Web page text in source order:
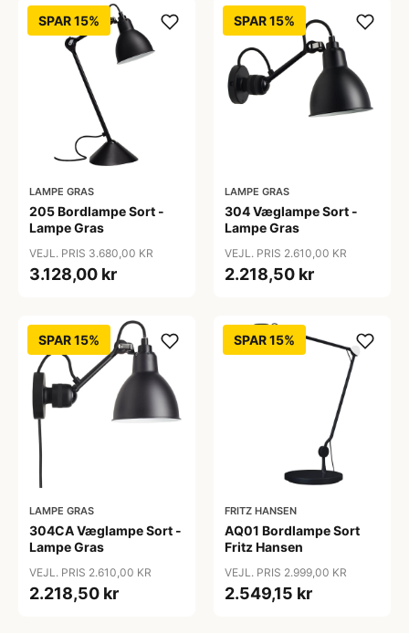
SPAR 15%
LAMPE GRAS
205 Bordlampe Sort -
Lampe Gras
VEJL. PRIS 3.680,00 KR
3.128,00 kr
SPAR 15%
LAMPE GRAS
304 Væglampe Sort -
Lampe Gras
VEJL. PRIS 2.610,00 KR
2.218,50 kr
SPAR 15%
LAMPE GRAS
304CA Væglampe Sort -
Lampe Gras
VEJL. PRIS 2.610,00 KR
2.218,50 kr
SPAR 15%
FRITZ HANSEN
AQ01 Bordlampe Sort
Fritz Hansen
VEJL. PRIS 2.999,00 KR
2.549,15 kr